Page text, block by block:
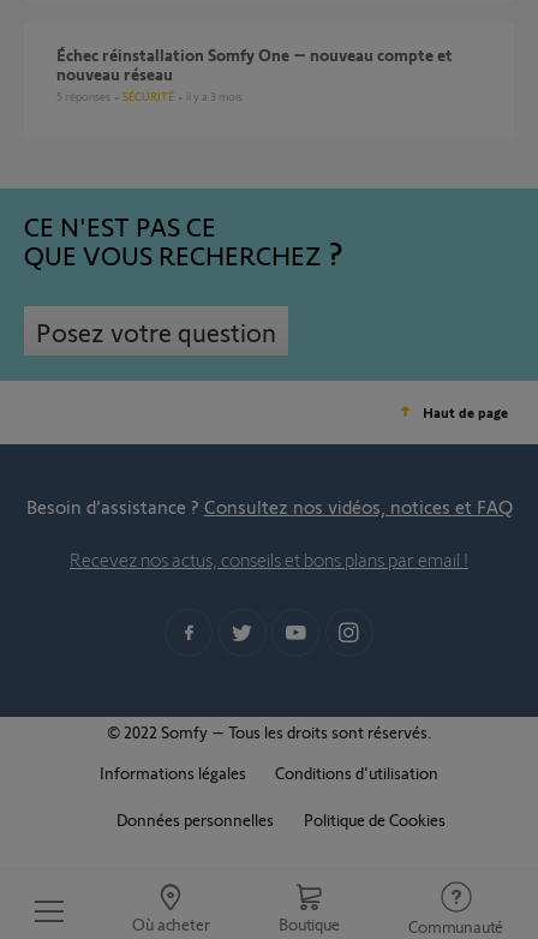
Où acheter Boutique Communauté
Échec réinstallation Somfy One – nouveau compte et
nouveau réseau
5 réponses SÉCURITÉ il y a 3 mois
CE N'EST PAS CE
QUE VOUS RECHERCHEZ
Posez votre question
Haut de page
Besoin d’assistance ? Consultez nos vidéos, notices et FAQ
Recevez nos actus, conseils et bons plans par email !
© 2022 Somfy – Tous les droits sont réservés.
Informations légales
Conditions d'utilisation
Données personnelles Politique de Cookies